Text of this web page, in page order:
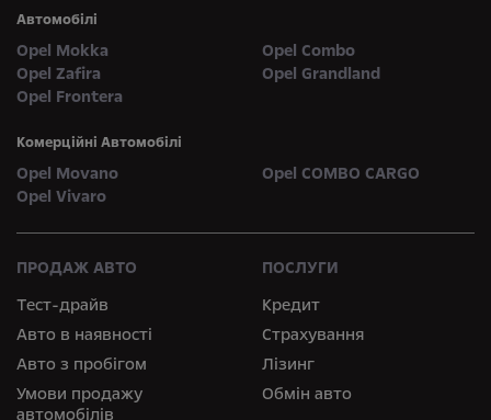
Автомобілі
Opel Mokka
Opel Combo
Opel Zafira
Opel Grandland
Opel Frontera
Комерційні Автомобілі
Opel Movano
Opel COMBO CARGO
Opel Vivaro
ПРОДАЖ АВТО
Тест-драйв
Авто в наявності
Авто з пробігом
Умови продажу
автомобілів
ПОСЛУГИ
Кредит
Страхування
Лізинг
Обмін авто